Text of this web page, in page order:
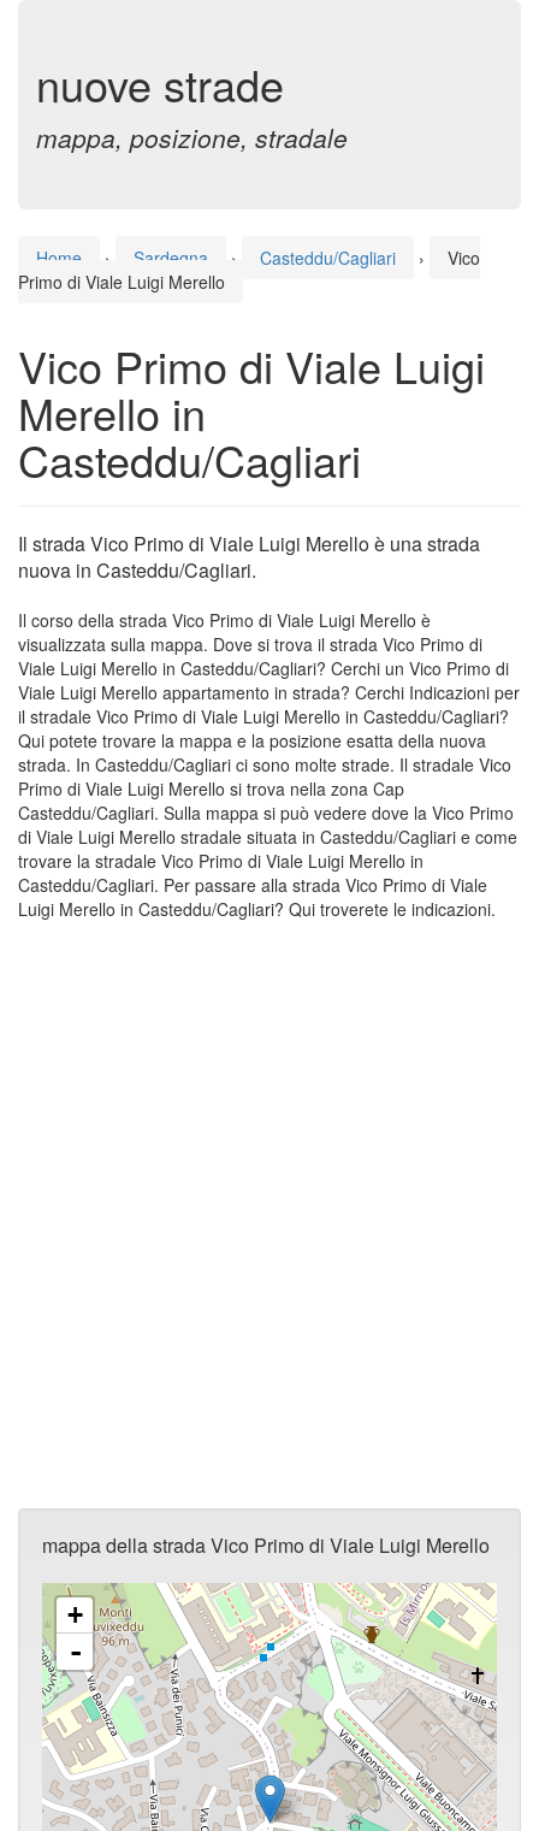
nuove strade
mappa, posizione, stradale
Home › Sardegna › Casteddu/Cagliari ›
Vico
Primo di Viale Luigi Merello
Vico Primo di Viale Luigi
Merello in
Casteddu/Cagliari
Il strada Vico Primo di Viale Luigi Merello è una strada
nuova in Casteddu/Cagliari.
Il corso della strada Vico Primo di Viale Luigi Merello è
visualizzata sulla mappa. Dove si trova il strada Vico Primo di
Viale Luigi Merello in Casteddu/Cagliari? Cerchi un Vico Primo di
Viale Luigi Merello appartamento in strada? Cerchi Indicazioni per
il stradale Vico Primo di Viale Luigi Merello in Casteddu/Cagliari?
Qui potete trovare la mappa e la posizione esatta della nuova
strada. In Casteddu/Cagliari ci sono molte strade. Il stradale Vico
Primo di Viale Luigi Merello si trova nella zona Cap
Casteddu/Cagliari. Sulla mappa si può vedere dove la Vico Primo
di Viale Luigi Merello stradale situata in Casteddu/Cagliari e come
trovare la stradale Vico Primo di Viale Luigi Merello in
Casteddu/Cagliari. Per passare alla strada Vico Primo di Viale
Luigi Merello in Casteddu/Cagliari? Qui troverete le indicazioni.
mappa della strada Vico Primo di Viale Luigi Merello
+
-